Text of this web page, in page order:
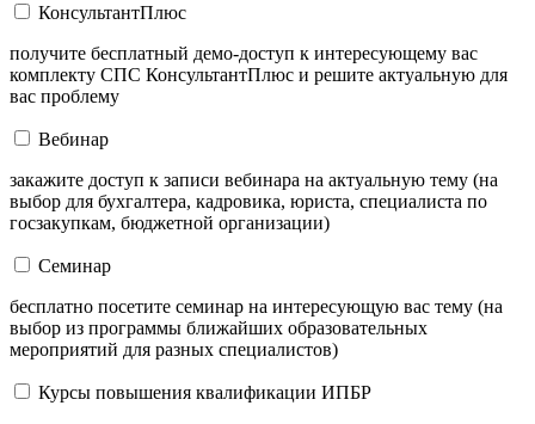
КонсультантПлюс
получите бесплатный демо-доступ к интересующему вас
комплекту СПС КонсультантПлюс и решите актуальную для
вас проблему
Вебинар
закажите доступ к записи вебинара на актуальную тему (на
выбор для бухгалтера, кадровика, юриста, специалиста по
госзакупкам, бюджетной организации)
Семинар
бесплатно посетите семинар на интересующую вас тему (на
выбор из программы ближайших образовательных
мероприятий для разных специалистов)
Курсы повышения квалификации ИПБР